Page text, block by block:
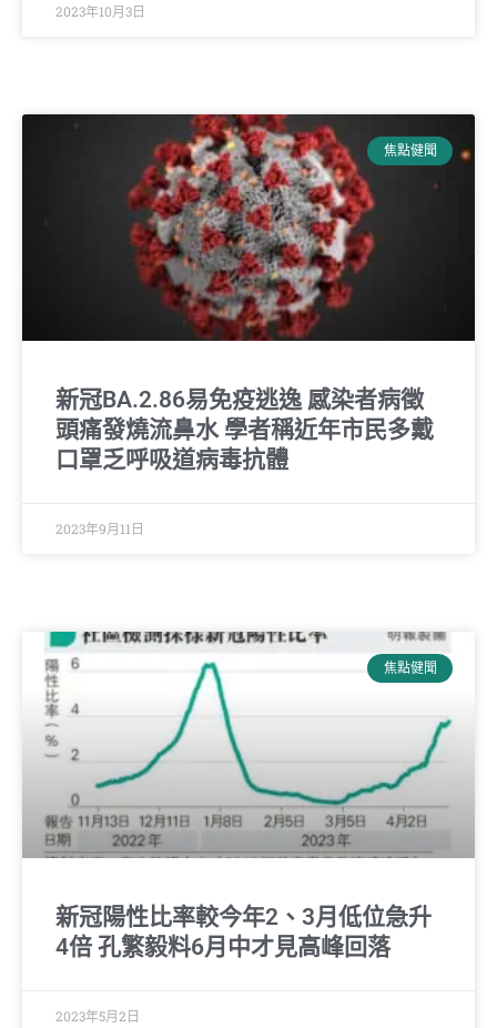
2023年10月3日
焦點健聞
新冠BA.2.86易免疫逃逸 感染者病徵
頭痛發燒流鼻水 學者稱近年市民多戴
口罩乏呼吸道病毒抗體
2023年9月11日
焦點健聞
新冠陽性比率較今年2、3月低位急升
4倍 孔繁毅料6月中才見高峰回落
2023年5月2日